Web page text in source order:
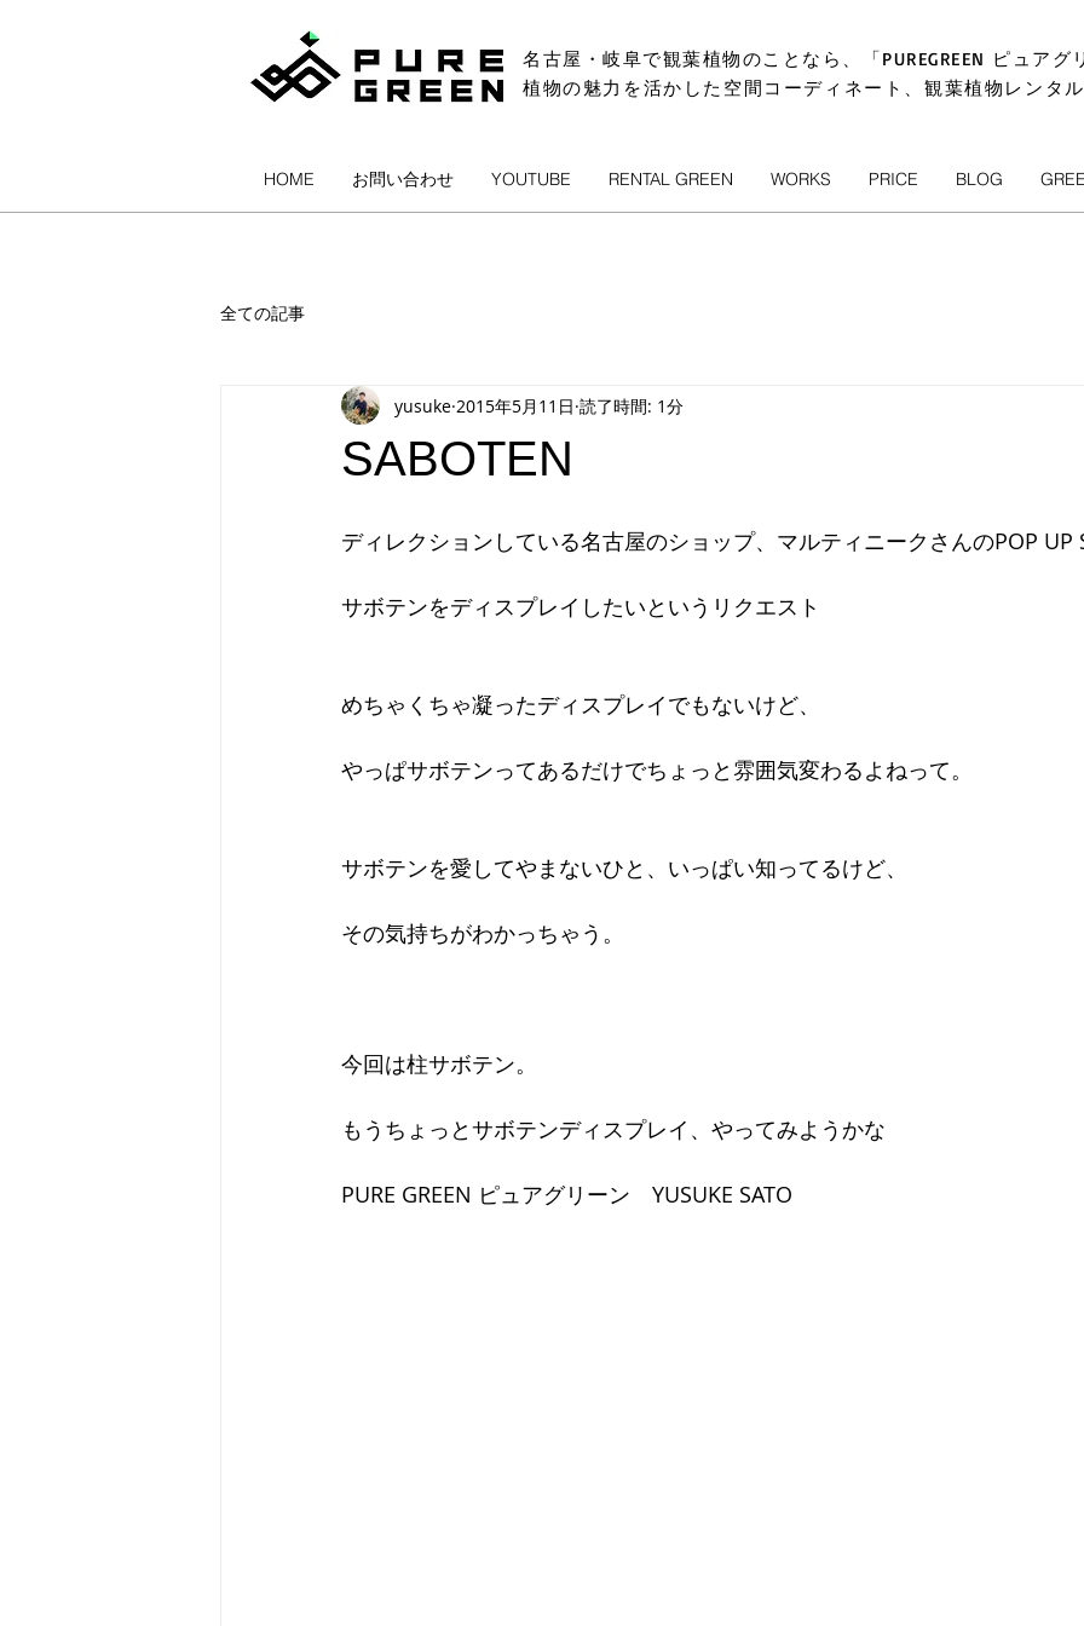
名古屋・岐阜で観葉植物のことなら、「PUREGREEN ピュアグ
植物の魅力を活かした空間コーディネート、観葉植物レンタ
HOME お問い合わせ YOUTUBE RENTAL GREEN WORKS PRICE BLOG
全ての記事
SABOTEN
yusuke 2015年5月11日 読了時間: 1分
ディレクションしている名古屋のショップ、マルティニークさんのPOP UP
サボテンをディスプレイしたいというリクエスト
めちゃくちゃ凝ったディスプレイでもないけど、
やっぱサボテンってあるだけでちょっと雰囲気変わるよねって。
サボテンを愛してやまないひと、いっぱい知ってるけど、
その気持ちがわかっちゃう。
今回は柱サボテン。
もうちょっとサボテンディスプレイ、やってみようかな
PURE GREEN ピュアグリーン　YUSUKE SATO